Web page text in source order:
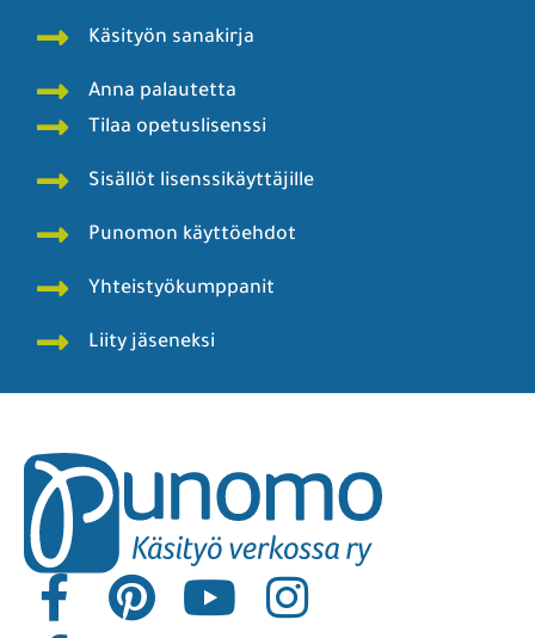
Käsityön sanakirja
Anna palautetta
Tilaa opetuslisenssi
Sisällöt lisenssikäyttäjille
Punomon käyttöehdot
Yhteistyökumppanit
Liity jäseneksi